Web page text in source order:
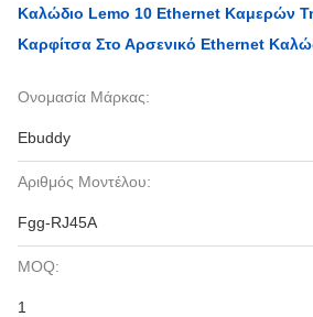
Καλώδιο Lemo 10 Ethernet Καμερών
Καρφίτσα Στο Αρσενικό Ethernet
Ονομασία Μάρκας:
Ebuddy
Αριθμός Μοντέλου:
Fgg-RJ45A
MOQ:
1